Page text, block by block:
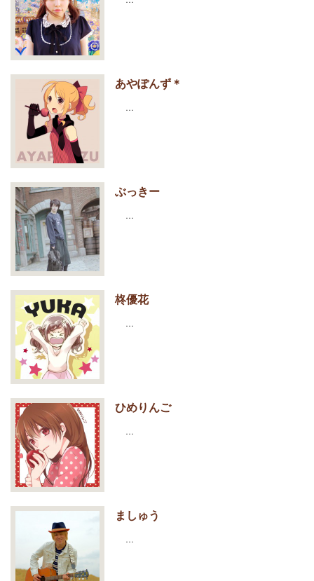
あやぽんず＊
…
ぶっきー
…
柊優花
…
ひめりんご
…
ましゅう
…